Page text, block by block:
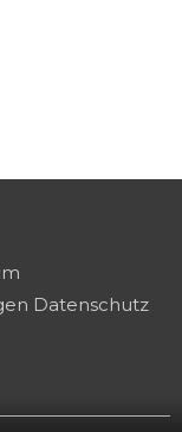
Datenschutz